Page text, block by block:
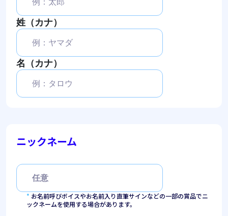
姓（カナ）
名（カナ）
ニックネーム
* お名前呼びボイスやお名前入り直筆サインなどの一部の賞品でニ
ックネームを使用する場合があります。